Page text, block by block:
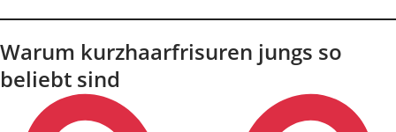
Warum kurzhaarfrisuren jungs so
beliebt sind